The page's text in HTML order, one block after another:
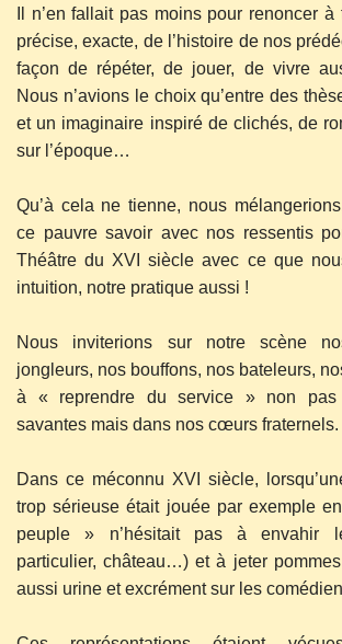
Il n’en fallait pas moins pour renoncer
précise, exacte, de l’histoire de nos
façon de répéter, de jouer, de vivre
Nous n’avions le choix qu’entre des
et un imaginaire inspiré de clichés, de
sur l’époque…
Qu’à cela ne tienne, nous
ce pauvre savoir avec nos ressentis
Théâtre du XVI siècle avec ce que
intuition, notre pratique aussi !
Nous inviterions sur notre scène
jongleurs, nos bouffons, nos bateleurs,
à « reprendre du service » non pas
savantes mais dans nos cœurs fraternels.
Dans ce méconnu XVI siècle,
trop sérieuse était jouée par exemple
peuple » n’hésitait pas à envahir
particulier, château…) et à jeter
aussi urine et excrément sur les